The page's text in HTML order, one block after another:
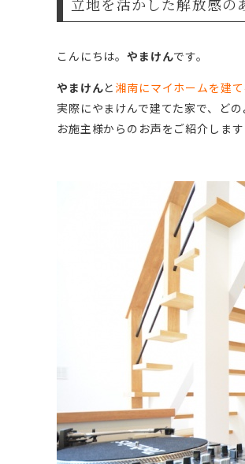
立地を活かした解放感
こんにちは。やまけんです。
やまけんと 湘南にマイホームを建
実際にやまけんで建てた家で、ど
お施主様からのお声をご紹介します